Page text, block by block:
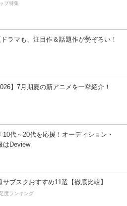
プ特集
ラマも、注目作＆話題作が勢ぞろい！
】7月期夏の新アニメを一挙紹介！
10代～20代を応援！オーディション・
はDeview
ブスクおすすめ11選【徹底比較】
度ランキング